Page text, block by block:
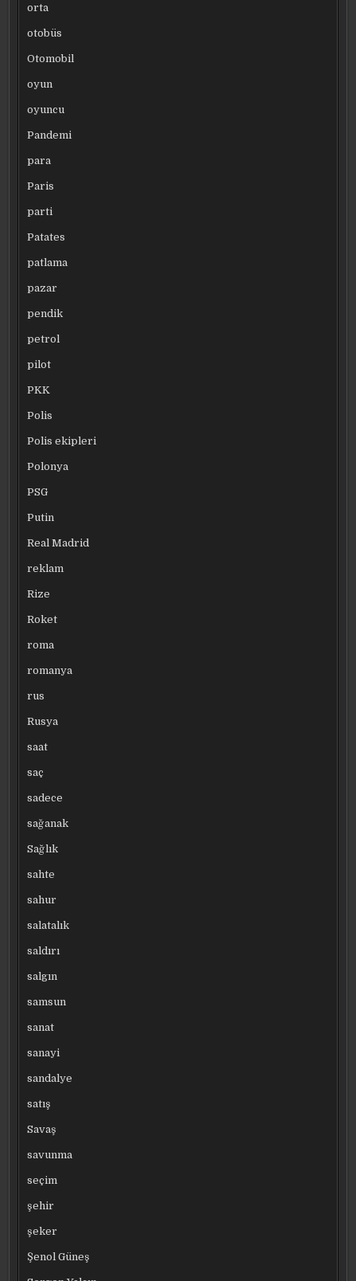
orta
otobüs
Otomobil
oyun
oyuncu
Pandemi
para
Paris
parti
Patates
patlama
pazar
pendik
petrol
pilot
PKK
Polis
Polis ekipleri
Polonya
PSG
Putin
Real Madrid
reklam
Rize
Roket
roma
romanya
rus
Rusya
saat
saç
sadece
sağanak
Sağlık
sahte
sahur
salatalık
saldırı
salgın
samsun
sanat
sanayi
sandalye
satış
Savaş
savunma
seçim
şehir
şeker
Şenol Güneş